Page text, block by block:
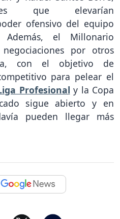
que elevarían
ofensivo del equipo
el Millonario
por otros
con el objetivo de
para pelear el
Profesional y la Copa
sigue abierto y en
pueden llegar más